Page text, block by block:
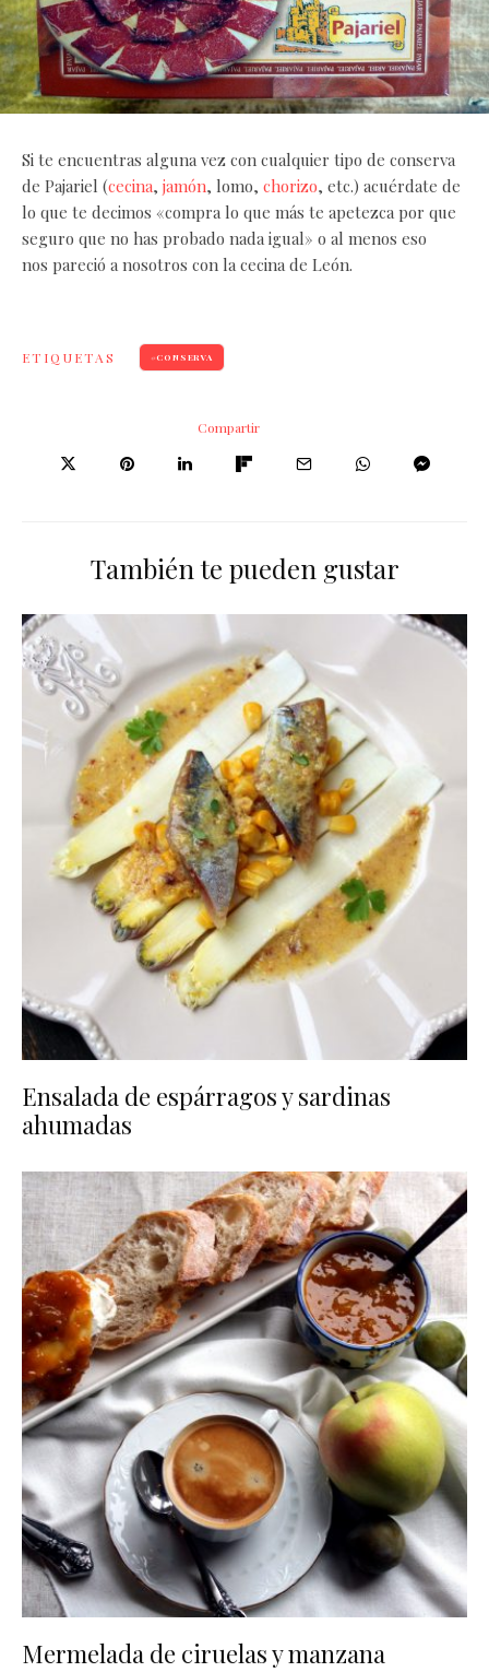
Si te encuentras alguna vez con cualquier tipo de conserva
de Pajariel (cecina, jamón, lomo, chorizo, etc.) acuérdate de
lo que te decimos «compra lo que más te apetezca por que
seguro que no has probado nada igual» o al menos eso
nos pareció a nosotros con la cecina de León.
ETIQUETAS CONSERVA
Compartir
También te pueden gustar
Ensalada de espárragos y sardinas
ahumadas
Mermelada de ciruelas y manzana